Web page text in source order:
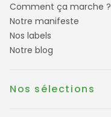
Comment ça marche ?
Notre manifeste
Nos labels
Notre blog
Nos sélections